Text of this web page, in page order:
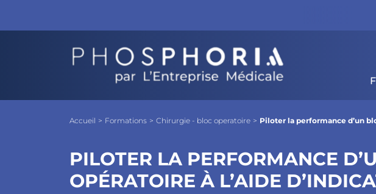
Piloter la performance d’un bloc opératoire à l’aide
Objectifs Les + Phosphoria Programme Pour qui ?
Accueil > Formations > Chirurgie - bloc operatoire > Piloter la performance d’un
PILOTER LA PERFORMANCE
OPÉRATOIRE À L’AIDE